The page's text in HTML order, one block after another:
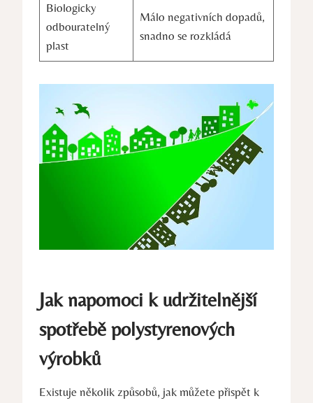
Biologicky
odbouratelný
plast
Málo negativních dopadů,
snadno se rozkládá
Jak napomoci k udržitelnější
spotřebě polystyrenových
výrobků
Existuje několik způsobů, jak můžete přispět k